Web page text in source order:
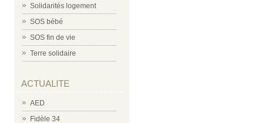
Solidarités logement
SOS bébé
SOS fin de vie
Terre solidaire
ACTUALITE
AED
Fidèle 34